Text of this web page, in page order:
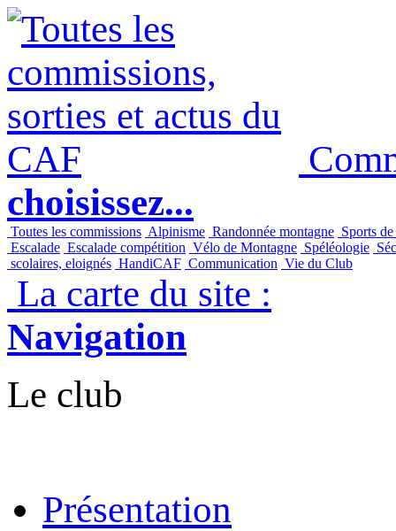
choisissez...
Toutes les commissions Alpinisme Randonnée montagne Sports
Escalade Escalade compétition Vélo de Montagne Spéléologie
scolaires, eloignés HandiCAF Communication Vie du Club
La carte du site :
Navigation
Le club
Présentation